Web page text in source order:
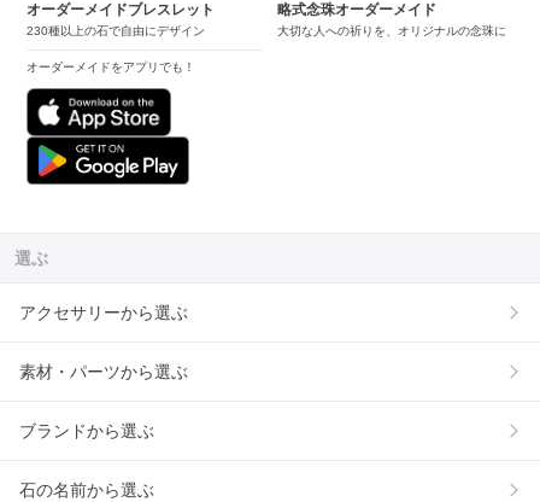
オーダーメイドブレスレット
230種以上の石で自由にデザイン
オーダーメイドをアプリでも！
略式念珠オーダーメイド
大切な人への祈りを、オリジナルの念珠に
選ぶ
アクセサリーから選ぶ
素材・パーツから選ぶ
ブランドから選ぶ
石の名前から選ぶ